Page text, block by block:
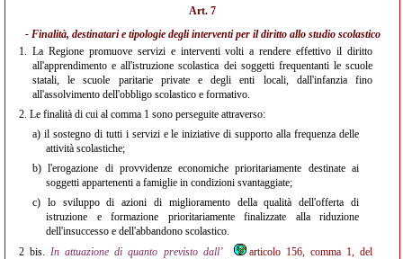
Art. 7
- Finalità, destinatari e tipologie degli interventi per il diritto allo studio scolastico
1. La Regione promuove servizi e interventi volti a rendere effettivo il diritto
all'apprendimento e all'istruzione scolastica dei soggetti frequentanti le scuole
statali, le scuole paritarie private e degli enti locali, dall'infanzia fino
all'assolvimento dell'obbligo scolastico e formativo.
2. Le finalità di cui al comma 1 sono perseguite attraverso:
a) il sostegno di tutti i servizi e le iniziative di supporto alla frequenza delle
attività scolastiche;
b) l'erogazione di provvidenze economiche prioritariamente destinate ai
soggetti appartenenti a famiglie in condizioni svantaggiate;
c) lo sviluppo di azioni di miglioramento della qualità dell'offerta di
istruzione e formazione prioritariamente finalizzate alla riduzione
dell'insuccesso e dell'abbandono scolastico.
2 bis. In attuazione di quanto previsto dall’
articolo 156, comma 1, del